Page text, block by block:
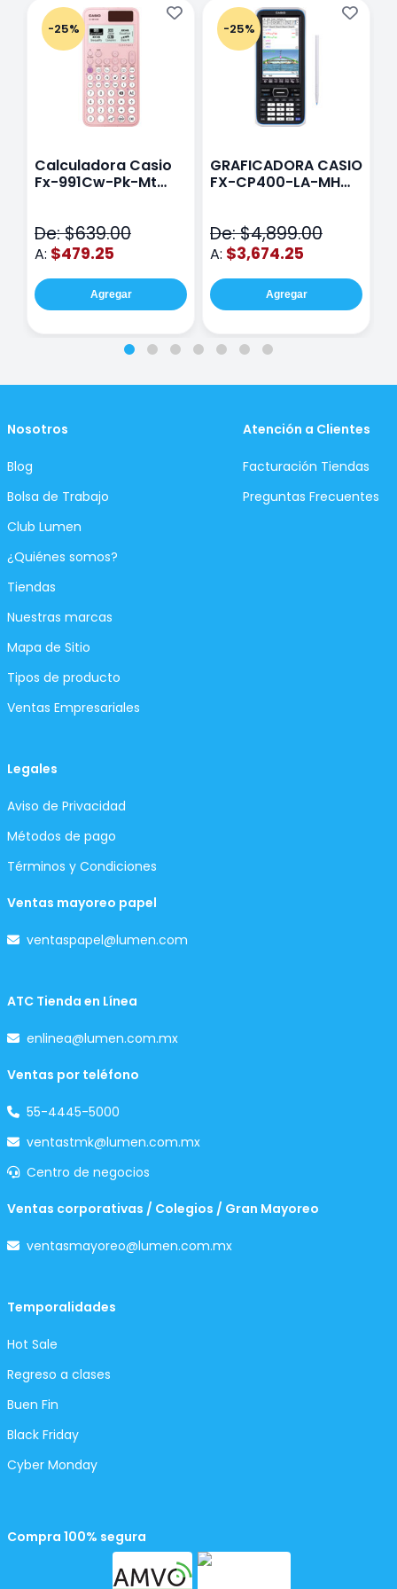
-25%
Calculadora Casio
Fx-991Cw-Pk-Mt
De: $639.00
A: $479.25
Agregar
-25%
GRAFICADORA CASIO
FX-CP400-LA-MH
De: $4,899.00
A: $3,674.25
Agregar
Nosotros
Blog
Bolsa de Trabajo
Club Lumen
¿Quiénes somos?
Tiendas
Nuestras marcas
Mapa de Sitio
Tipos de producto
Ventas Empresariales
Atención a Clientes
Facturación Tiendas
Preguntas Frecuentes
Legales
Aviso de Privacidad
Métodos de pago
Términos y Condiciones
Ventas mayoreo papel
ventaspapel@lumen.com
ATC Tienda en Línea
enlinea@lumen.com.mx
Ventas por teléfono
55-4445-5000
ventastmk@lumen.com.mx
Centro de negocios
Ventas corporativas / Colegios / Gran Mayoreo
ventasmayoreo@lumen.com.mx
Temporalidades
Hot Sale
Regreso a clases
Buen Fin
Black Friday
Cyber Monday
Compra 100% segura